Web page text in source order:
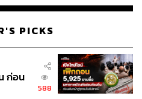
PICKS
ก่อน
588